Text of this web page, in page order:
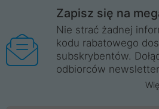
Zapisz się na
Nie strać żadnej
kodu rabatowego
subskrybentów.
odbiorców